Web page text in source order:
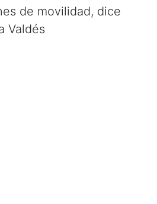
de movilidad, dice
Valdés